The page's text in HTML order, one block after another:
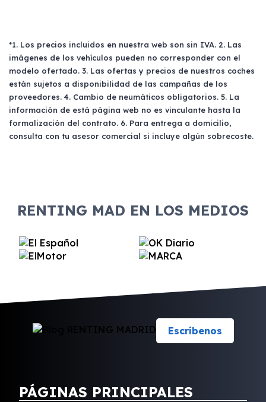
*1. Los precios incluidos en nuestra web son sin IVA. 2. Las
imágenes de los vehículos pueden no corresponder con el
modelo ofertado. 3. Las ofertas y precios de nuestros coches
están sujetos a disponibilidad de las campañas de los
proveedores. 4. Cambio de neumáticos obligatorios. 5. La
información de está página web no es vinculante hasta la
formalización del contrato. 6. Para entrega a domicilio,
consulta con tu asesor comercial si incluye algún sobrecoste.
RENTING MAD EN LOS MEDIOS
Escríbenos
PÁGINAS PRINCIPALES